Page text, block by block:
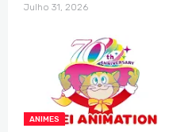
Julho 31, 2026
ANIMES